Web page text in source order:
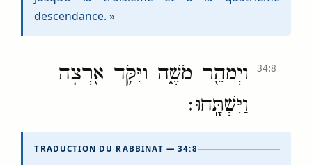
descendance. »
וַיְמַהֵ֖ר מֹשֶׁ֑ה וַיִּקֹּ֥ד אַ֖רְצָה
וַיִּשְׁתָּֽחוּ׃
34:8
TRADUCTION DU RABBINAT — 34:8